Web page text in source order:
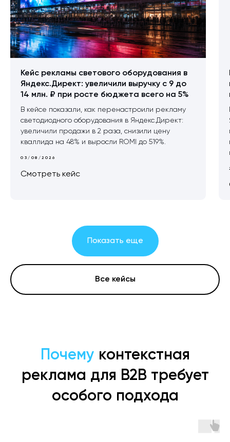
Кейс рекламы светового оборудования в
Яндекс.Директ: увеличили выручку с 9 до
14 млн. ₽ при росте бюджета всего на 5%
В кейсе показали, как перенастроили рекламу
светодиодного оборудования в Яндекс.Директ:
увеличили продажи в 2 раза, снизили цену
кваллида на 48% и выросли ROMI до 519%.
03/08/2026
Смотреть кейс
Показать еще
Все кейсы
Почему контекстная
реклама для B2B требует
особого подхода